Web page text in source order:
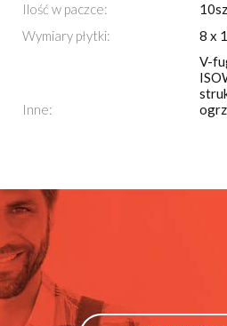
Ilość w paczce:
Wymiary płytki:
8 x
Inne:
V-